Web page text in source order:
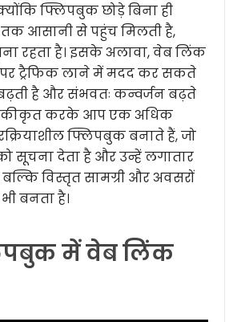
फ्लिपबुक छोड़े बिना ही
आसानी से पहुंच मिलती है,
रहता है। इसके अलावा, वेब लिंक
ट्रैफिक लाने में मदद कर सकते
है और संभवतः कन्वर्जन बढ़ते
करके आप एक अधिक
फ्लिपबुक बनाते हैं, जो
सूचना देता है और उन्हें लगातार
विस्तृत सामग्री और अवसरों
बनता है।
में वेब लिंक